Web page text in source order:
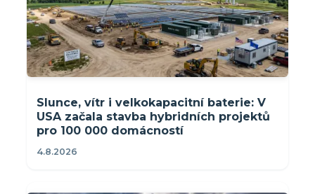
Slunce, vítr i velkokapacitní baterie: V
USA začala stavba hybridních projektů
pro 100 000 domácností
4.8.2026